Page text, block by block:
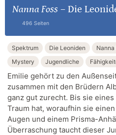
Nanna Foss – Die
496 Seiten
Spektrum Die Leoniden Nanna
Mystery
Jugendliche
Emilie gehört zu den
zusammen mit den Brüdern
ganz gut zurecht. Bis sie
Traum hat, woraufhin sie
Augen und einem Prisma-
Überraschung taucht dieser